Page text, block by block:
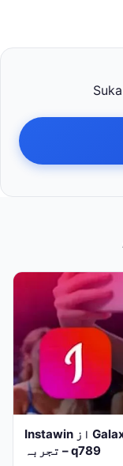
Instawin از Galaxsys: ایک جدید اور تیز رفتار گیمنگ
تجربہ – q789